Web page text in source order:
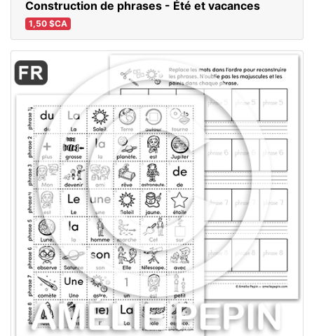
Construction de phrases - Été et vacances
1,50 $CA